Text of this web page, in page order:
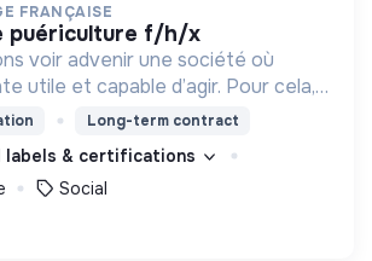
FRANÇAISE
puériculture f/h/x
voir advenir une société où
utile et capable d’agir. Pour cela,
des moyens et des lieux
innovants et adaptés à tous.
Long-term contract
labels & certifications
Social